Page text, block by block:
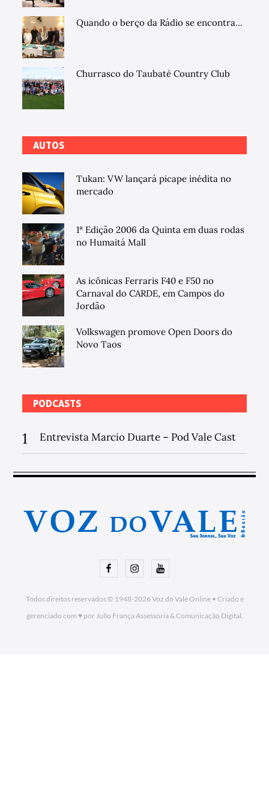
Quando o berço da Rádio se encontra...
Churrasco do Taubaté Country Club
AUTOS
Tukan: VW lançará picape inédita no
mercado
1ª Edição 2006 da Quinta em duas rodas
no Humaitá Mall
As icônicas Ferraris F40 e F50 no
Carnaval do CARDE, em Campos do
Jordão
Volkswagen promove Open Doors do
Novo Taos
PODCASTS
1 Entrevista Marcio Duarte – Pod Vale Cast
FacebookInstagramYoutube
Todos direitos reservados © 1948-2026Voz do Vale Online• Criado e
gerenciado com ♥ por Julio França Assessoria& Comunicação Digital.